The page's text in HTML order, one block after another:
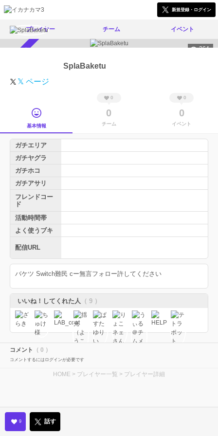
新規登録・ログイン
プレイヤー チーム イベント
364
SplaBaketu
𝕏 ページ
基本情報
0
0
チーム
0
0
イベント
ガチエリア
ガチヤグラ
ガチホコ
ガチアサリ
フレンドコー
ド
活動時間帯
よく使うブキ
配信URL
バケツ Switch難民 cー無言フォロー許してください
いいね！してくれた人 （ 9 ）
コメント （ 0 ）
コメントするにはログインが必要です
HOME > プレイヤー一覧 > プレイヤー詳細
9 話す